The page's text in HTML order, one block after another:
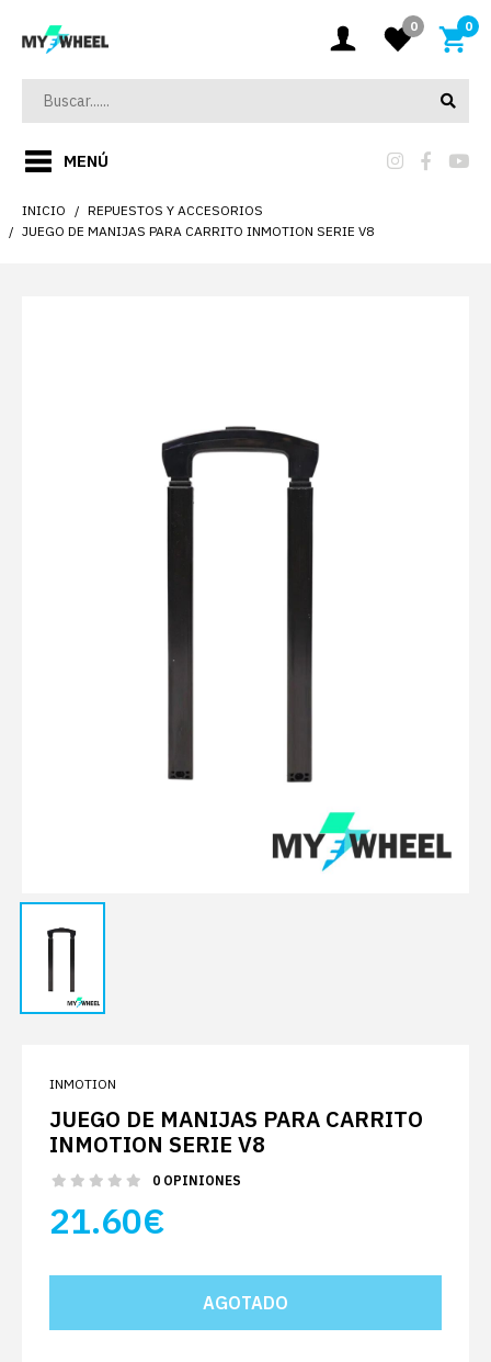
0 0
MENÚ
INICIO
REPUESTOS Y ACCESORIOS
JUEGO DE MANIJAS PARA CARRITO INMOTION SERIE V8
INMOTION
JUEGO DE MANIJAS PARA CARRITO
INMOTION SERIE V8
0 OPINIONES
21.60€